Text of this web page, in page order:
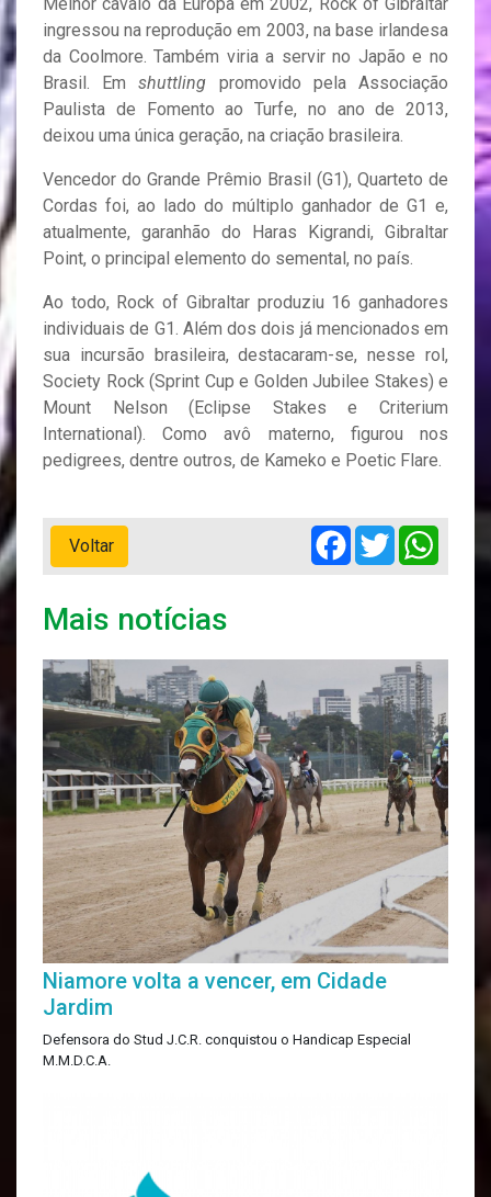
ingressou na reprodução em 2003, na base irlandesa
da Coolmore. Também viria a servir no Japão e no
Brasil. Emshuttling promovido pela Associação
Paulista de Fomento ao Turfe, no ano de 2013,
deixou uma única geração, na criação brasileira.
Vencedor do Grande Prêmio Brasil (G1), Quarteto de
Cordas foi, ao lado do múltiplo ganhador de G1 e,
atualmente, garanhão do Haras Kigrandi, Gibraltar
Point, o principal elemento do semental, no país.
Ao todo, Rock of Gibraltar produziu 16 ganhadores
individuais de G1. Além dos dois já mencionados em
sua incursão brasileira, destacaram-se, nesse rol,
Society Rock (Sprint Cup e Golden Jubilee Stakes) e
Mount Nelson (Eclipse Stakes e Criterium
International). Como avô materno, figurou nos
pedigrees, dentre outros, de Kameko e Poetic Flare.
Voltar
Facebook
Twitter
Mais notícias
Niamore volta a vencer, em Cidade
Jardim
Defensora do Stud J.C.R. conquistou o Handicap Especial
M.M.D.C.A.